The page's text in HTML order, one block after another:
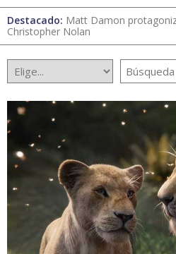
Destacado: Matt Damon
Christopher Nolan